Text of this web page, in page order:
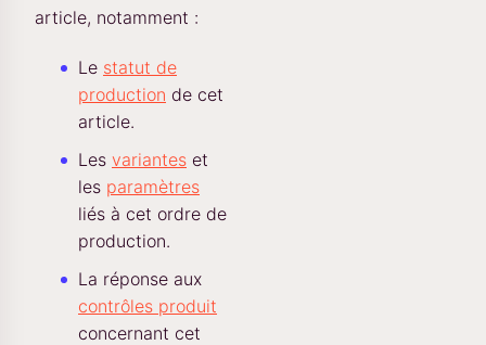
article, notamment :
Le statut de
production de cet
article.
Les variantes et
les paramètres
liés à cet ordre de
production.
La réponse aux
contrôles produit
concernant cet